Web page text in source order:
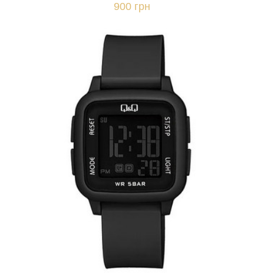
900 грн